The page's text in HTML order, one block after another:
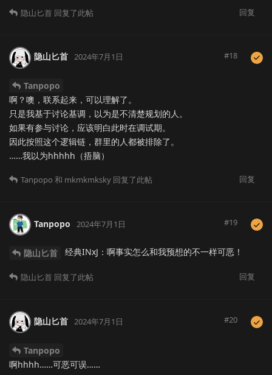
回复
隐山匕首 回复了此帖
隐山匕首 2024年7月1日 #18
Tanpopo
啊？噢，联系起来，可以理解了。
只是我基于讨论基调，以为是不清楚规划的人。
如果有参与讨论，应该明白此时在调试期。
因此按照这个逻辑链，群里的人都被排除了。
……我以为hhhhh（捂脑）
回复
Tanpopo 和 mkmkmksky 回复了此帖
Tanpopo 2024年7月1日 #19
隐山匕首 经典INxJ：啊事实怎么和我预想的不一样可恶！
回复
隐山匕首 回复了此帖
隐山匕首 2024年7月1日 #20
Tanpopo
啊hhhh……可恶可误……